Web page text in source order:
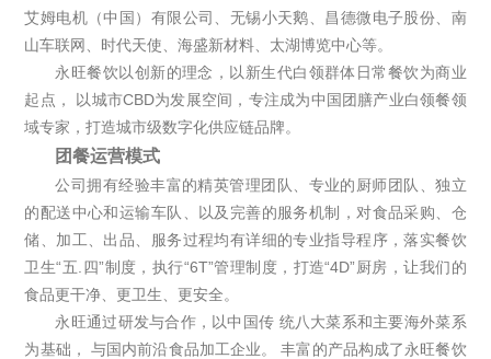
艾姆电机（中国）有限公司、无锡小天鹅、昌德微电子股份、南
山车联网、时代天使、海盛新材料、太湖博览中心等。
永旺餐饮以创新的理念，以新生代白领群体日常餐饮为商业
起点， 以城市CBD为发展空间，专注成为中国团膳产业白领餐领
域专家，打造城市级数字化供应链品牌。
团餐运营模式
公司拥有经验丰富的精英管理团队、专业的厨师团队、独立
的配送中心和运输车队、以及完善的服务机制，对食品采购、仓
储、加工、出品、服务过程均有详细的专业指导程序，落实餐饮
卫生“五.四”制度，执行“6T”管理制度，打造“4D”厨房，让我们的
食品更干净、更卫生、更安全。
永旺通过研发与合作，以中国传 统八大菜系和主要海外菜系
为基础， 与国内前沿食品加工企业。 丰富的产品构成了永旺餐饮